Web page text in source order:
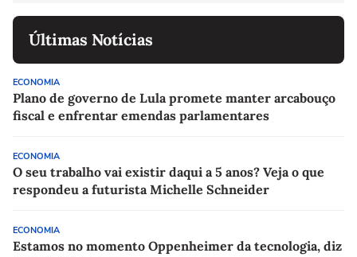
Últimas Notícias
ECONOMIA
Plano de governo de Lula promete manter arcabouço
fiscal e enfrentar emendas parlamentares
ECONOMIA
O seu trabalho vai existir daqui a 5 anos? Veja o que
respondeu a futurista Michelle Schneider
ECONOMIA
Estamos no momento Oppenheimer da tecnologia, diz